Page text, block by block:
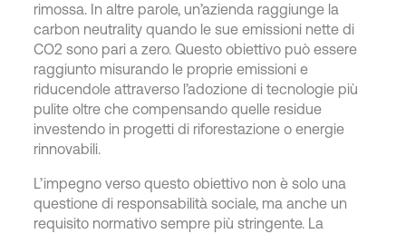
rimossa. In altre parole, un’azienda raggiunge la
carbon neutrality quando le sue emissioni nette di
CO2 sono pari a zero. Questo obiettivo può essere
raggiunto misurando le proprie emissioni e
riducendole attraverso l’adozione di tecnologie più
pulite oltre che compensando quelle residue
investendo in progetti di riforestazione o energie
rinnovabili.
L’impegno verso questo obiettivo non è solo una
questione di responsabilità sociale, ma anche un
requisito normativo sempre più stringente. La